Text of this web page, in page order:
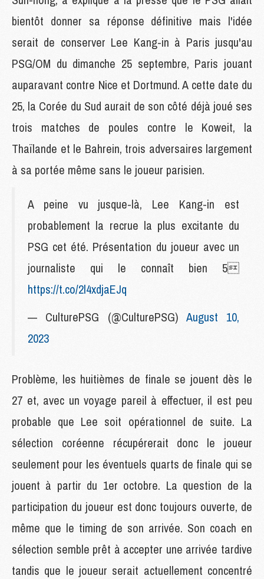
bientôt donner sa réponse définitive mais l'idée
serait de conserver Lee Kang-in à Paris jusqu'au
PSG/OM du dimanche 25 septembre, Paris jouant
auparavant contre Nice et Dortmund. A cette date du
25, la Corée du Sud aurait de son côté déjà joué ses
trois matches de poules contre le Koweit, la
Thaïlande et le Bahrein, trois adversaires largement
à sa portée même sans le joueur parisien.
A peine vu jusque-là, Lee Kang-in est
probablement la recrue la plus excitante du
PSG cet été. Présentation du joueur avec un
journaliste qui le connaît bien 5
https://t.co/2l4xdjaEJq
— CulturePSG (@CulturePSG) August 10,
2023
Problème, les huitièmes de finale se jouent dès le
27 et, avec un voyage pareil à effectuer, il est peu
probable que Lee soit opérationnel de suite. La
sélection coréenne récupérerait donc le joueur
seulement pour les éventuels quarts de finale qui se
jouent à partir du 1er octobre. La question de la
participation du joueur est donc toujours ouverte, de
même que le timing de son arrivée. Son coach en
sélection semble prêt à accepter une arrivée tardive
tandis que le joueur serait actuellement concentré